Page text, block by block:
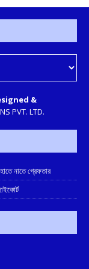
&
PVT. LTD.
নাতে গ্রেফতার